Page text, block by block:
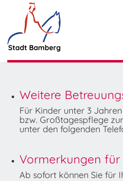
Weitere
Für Kinder unter 3
bzw. Großtagespflege
unter den folgenden
Vormerkungen
Ab sofort können Sie für